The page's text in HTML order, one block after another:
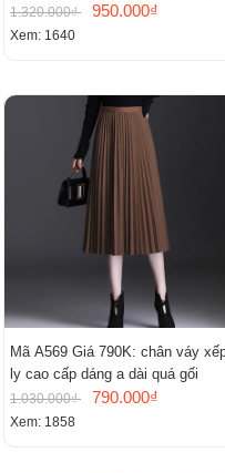
1.320.000₫ 950.000₫
Xem: 1640
Mã A569 Giá 790K: chân váy
ly cao cấp dáng a dài quá gối
1.030.000₫ 790.000₫
Xem: 1858